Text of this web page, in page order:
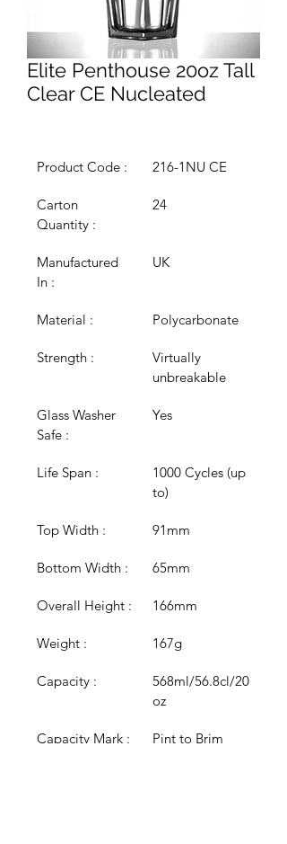
Elite Penthouse 20oz Tall
Clear CE Nucleated
Product Code : 216-1NU CE
Carton
Quantity :
24
Manufactured
In :
UK
Material : Polycarbonate
Strength :
Virtually
unbreakable
Glass Washer
Safe :
Yes
Life Span :
1000 Cycles (up
to)
Top Width : 91mm
Bottom Width : 65mm
Overall Height : 166mm
Weight : 167g
Capacity :
568ml/56.8cl/20
oz
Capacity Mark : Pint to Brim